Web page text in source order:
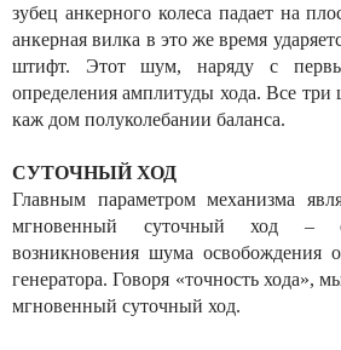
зубец анкерного колеса падает на
анкерная вилка в это же время
штифт. Этот шум, наряду с
определения амплитуды хода. Все
каж дом полуколебании баланса.
СУТОЧНЫЙ ХОД
Главным параметром механизма
мгновенный суточный ход –
возникновения шума освобождения
генератора. Говоря «точность хода»,
мгновенный суточный ход.